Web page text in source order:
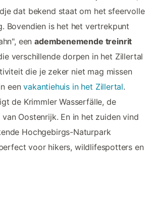
dat bekend staat om het sfeervolle
Bovendien is het het vertrekpunt
eenadembenemende treinrit
verschillende dorpen in het Zillertal
die je zeker niet mag missen
eenvakantiehuis in het Zillertal.
de Krimmler Wasserfälle, de
Oostenrijk. En in het zuiden vind
Hochgebirgs-Naturpark
voor hikers, wildlifespotters en